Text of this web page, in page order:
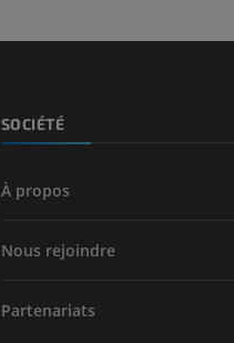
SOCIÉTÉ
À propos
Nous rejoindre
Partenariats